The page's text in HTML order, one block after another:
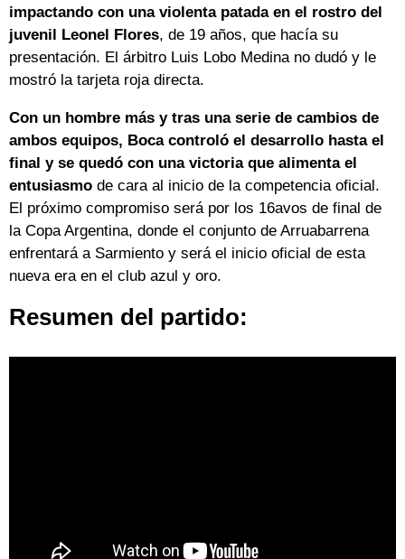
impactando con una violenta patada en el rostro del
juvenil Leonel Flores, de 19 años, que hacía su
presentación. El árbitro Luis Lobo Medina no dudó y le
mostró la tarjeta roja directa.
Con un hombre más y tras una serie de cambios de
ambos equipos, Boca controló el desarrollo hasta el
final y se quedó con una victoria que alimenta el
entusiasmo de cara al inicio de la competencia oficial.
El próximo compromiso será por los 16avos de final de
la Copa Argentina, donde el conjunto de Arruabarrena
enfrentará a Sarmiento y será el inicio oficial de esta
nueva era en el club azul y oro.
Resumen del partido: